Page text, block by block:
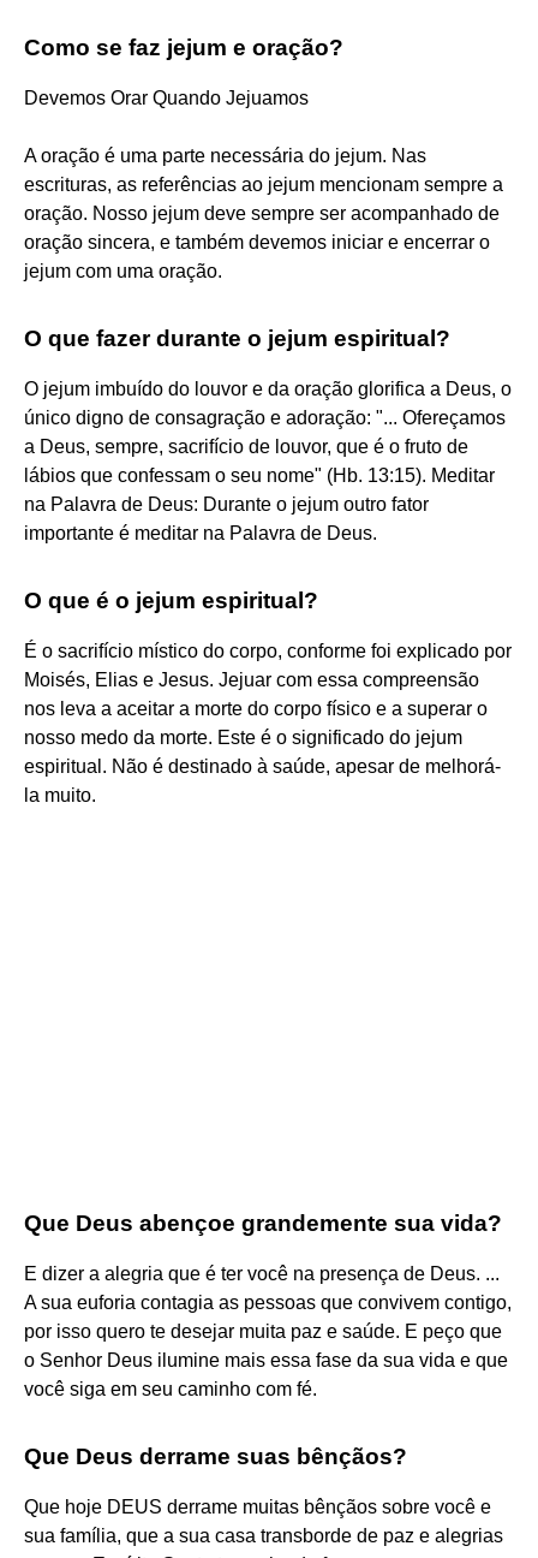
Como se faz jejum e oração?
Devemos Orar Quando Jejuamos
A oração é uma parte necessária do jejum. Nas
escrituras, as referências ao jejum mencionam sempre a
oração. Nosso jejum deve sempre ser acompanhado de
oração sincera, e também devemos iniciar e encerrar o
jejum com uma oração.
O que fazer durante o jejum espiritual?
O jejum imbuído do louvor e da oração glorifica a Deus, o
único digno de consagração e adoração: "... Ofereçamos
a Deus, sempre, sacrifício de louvor, que é o fruto de
lábios que confessam o seu nome" (Hb. 13:15). Meditar
na Palavra de Deus: Durante o jejum outro fator
importante é meditar na Palavra de Deus.
O que é o jejum espiritual?
É o sacrifício místico do corpo, conforme foi explicado por
Moisés, Elias e Jesus. Jejuar com essa compreensão
nos leva a aceitar a morte do corpo físico e a superar o
nosso medo da morte. Este é o significado do jejum
espiritual. Não é destinado à saúde, apesar de melhorá-
la muito.
Que Deus abençoe grandemente sua vida?
E dizer a alegria que é ter você na presença de Deus. ...
A sua euforia contagia as pessoas que convivem contigo,
por isso quero te desejar muita paz e saúde. E peço que
o Senhor Deus ilumine mais essa fase da sua vida e que
você siga em seu caminho com fé.
Que Deus derrame suas bênçãos?
Que hoje DEUS derrame muitas bênçãos sobre você e
sua família, que a sua casa transborde de paz e alegrias